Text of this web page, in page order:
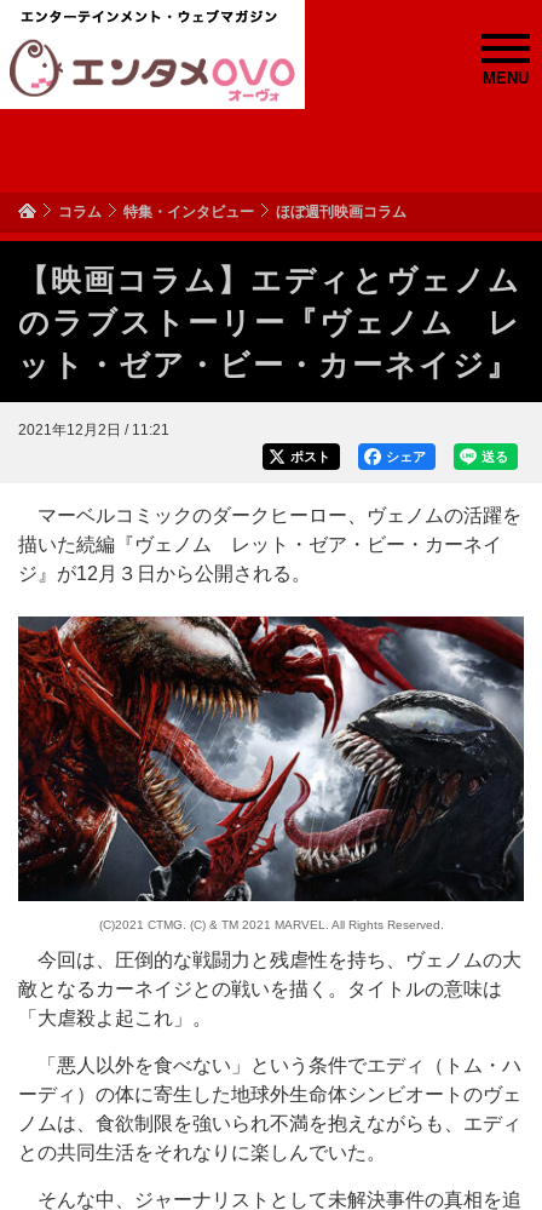
MENU
コラム 特集・インタビュー ほぼ週刊映画コラム
【映画コラム】エディとヴェノム
のラブストーリー『ヴェノム レ
ット・ゼア・ビー・カーネイジ』
2021年12月2日 / 11:21
送る
シェア
ポスト
マーベルコミックのダークヒーロー、ヴェノムの活躍を
描いた続編『ヴェノム レット・ゼア・ビー・カーネイ
ジ』が12月３日から公開される。
(C)2021 CTMG. (C) & TM 2021 MARVEL. All Rights Reserved.
今回は、圧倒的な戦闘力と残虐性を持ち、ヴェノムの大
敵となるカーネイジとの戦いを描く。タイトルの意味は
「大虐殺よ起これ」。
「悪人以外を食べない」という条件でエディ（トム・ハ
ーディ）の体に寄生した地球外生命体シンビオートのヴェ
ノムは、食欲制限を強いられ不満を抱えながらも、エディ
との共同生活をそれなりに楽しんでいた。
そんな中、ジャーナリストとして未解決事件の真相を追